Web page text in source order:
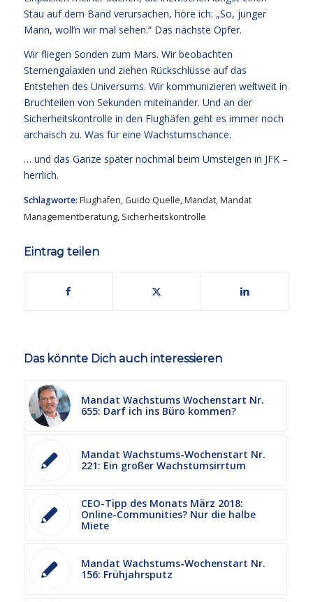
Stau auf dem Band verursachen, höre ich: „So, junger
Mann, woll’n wir mal sehen.“ Das nächste Opfer.
Wir fliegen Sonden zum Mars. Wir beobachten
Sternengalaxien und ziehen Rückschlüsse auf das
Entstehen des Universums. Wir kommunizieren weltweit in
Bruchteilen von Sekunden miteinander. Und an der
Sicherheitskontrolle in den Flughäfen geht es immer noch
archaisch zu. Was für eine Wachstumschance.
… und das Ganze später nochmal beim Umsteigen in JFK –
herrlich.
Schlagworte: Flughafen, Guido Quelle,Mandat,Mandat
Managementberatung, Sicherheitskontrolle
Eintrag teilen
Das könnte Dich auch interessieren
Mandat Wachstums Wochenstart Nr.
655: Darf ich ins Büro kommen?
Mandat Wachstums-Wochenstart Nr.
221: Ein großer Wachstumsirrtum
CEO-Tipp des Monats März 2018:
Online-Communities? Nur die halbe
Miete
Mandat Wachstums-Wochenstart Nr.
156: Frühjahrsputz